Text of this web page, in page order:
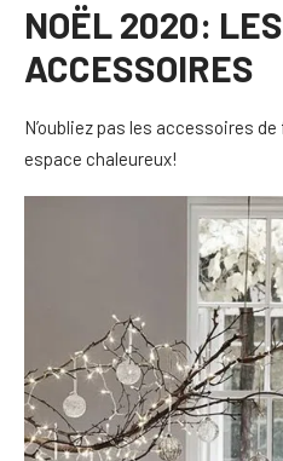
NOËL 2020: LES
ACCESSOIRES
N’oubliez pas les accessoires
espace chaleureux!